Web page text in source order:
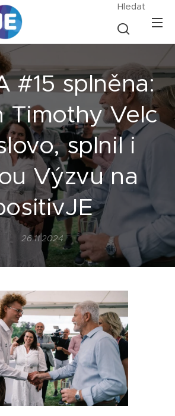
Hledat
#15 splněna:
Timothy Velc
splnil i
Výzvu na
26.11.2024